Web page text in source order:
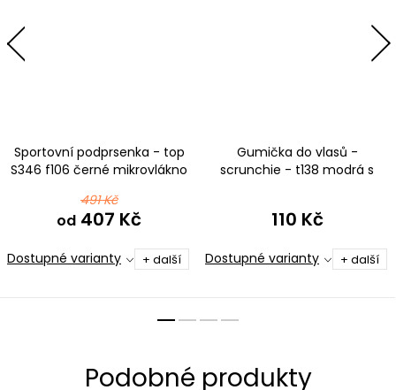
Sportovní podprsenka - top
S346 f106 černé mikrovlákno
491 Kč
od 407 Kč
Dostupné varianty + další
Gumička do vlasů -
scrunchie - t138 modrá s
110 Kč
Dostupné varianty + další